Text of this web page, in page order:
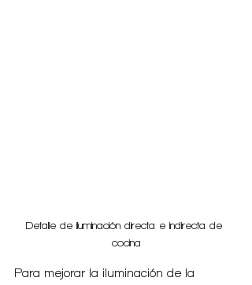
Detalle de iluminación directa e indirecta de
cocina
Para mejorar la iluminación de la